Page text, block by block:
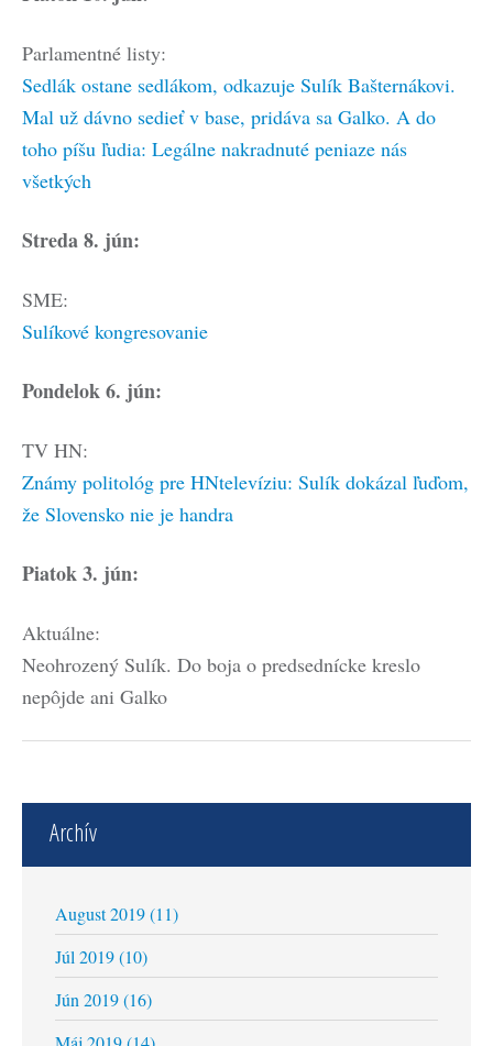
Parlamentné listy:
Sedlák ostane sedlákom, odkazuje Sulík Bašternákovi.
Mal už dávno sedieť v base, pridáva sa Galko. A do
toho píšu ľudia: Legálne nakradnuté peniaze nás
všetkých
Streda 8. jún:
SME:
Sulíkové kongresovanie
Pondelok 6. jún:
TV HN:
Známy politológ pre HNtelevíziu: Sulík dokázal ľuďom,
že Slovensko nie je handra
Piatok 3. jún:
Aktuálne:
Neohrozený Sulík. Do boja o predsednícke kreslo
nepôjde ani Galko
Archív
August 2019 (11)
Júl 2019 (10)
Jún 2019 (16)